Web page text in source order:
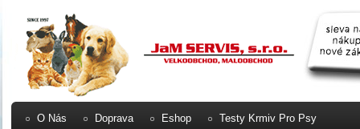
O Nás Doprava Eshop Testy Krmiv Pro Psy